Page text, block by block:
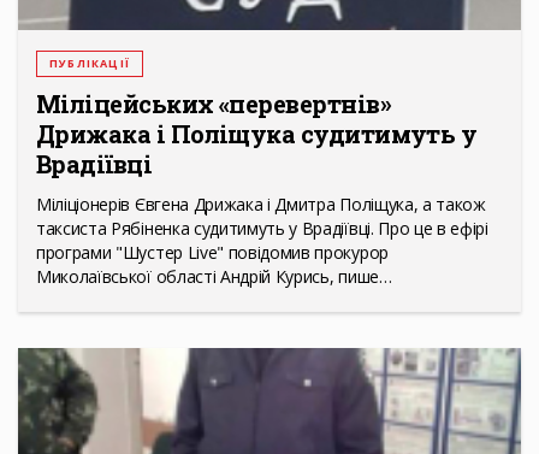
ПУБЛІКАЦІЇ
Міліцейських «перевертнів»
Дрижака і Поліщука судитимуть у
Врадіївці
Міліціонерів Євгена Дрижака і Дмитра Поліщука, а також
таксиста Рябіненка судитимуть у Врадіївці. Про це в ефірі
програми "Шустер Live" повідомив прокурор
Миколаївської області Андрій Курись, пише…